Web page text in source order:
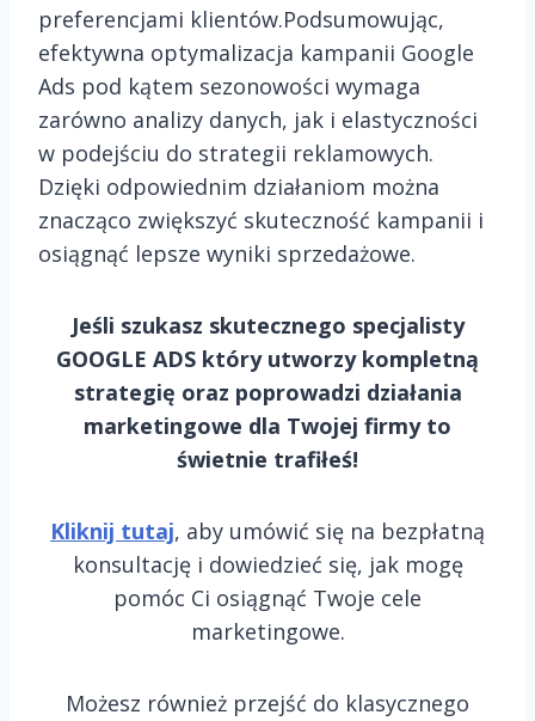
preferencjami klientów.Podsumowując,
efektywna optymalizacja kampanii Google
Ads pod kątem sezonowości wymaga
zarówno analizy danych, jak i elastyczności
w podejściu do strategii reklamowych.
Dzięki odpowiednim działaniom można
znacząco zwiększyć skuteczność kampanii i
osiągnąć lepsze wyniki sprzedażowe.
Jeśli szukasz skutecznego specjalisty
GOOGLE ADS który utworzy kompletną
strategię oraz poprowadzi działania
marketingowe dla Twojej firmy to
świetnie trafiłeś!
Kliknij tutaj, aby umówić się na bezpłatną
konsultację i dowiedzieć się, jak mogę
pomóc Ci osiągnąć Twoje cele
marketingowe.
Możesz również przejść do klasycznego